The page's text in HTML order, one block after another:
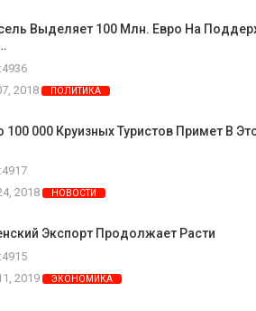
Выделяет 100 Млн. Евро На
2018
ПОЛИТИКА
100 000 Круизных Туристов Примет В
2018
НОВОСТИ
Экспорт Продолжает Расти
2019
ЭКОНОМИКА